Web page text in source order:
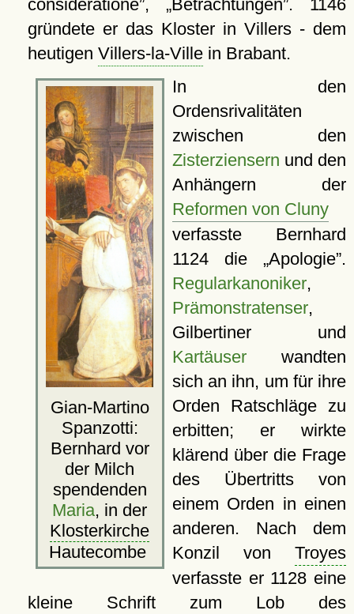
consideratione , Betrachtungen . 1146
gründete er das Kloster in Villers - dem
heutigen Villers-la-Villein Brabant.
Gian-Martino
Spanzotti:
Bernhard vor
der Milch
spendenden
Maria, in der
Klosterkirche
Hautecombe
In den
Ordensrivalitäten
zwischen den
Zisterziensern und den
Anhängern der
Reformen von Cluny
verfasste Bernhard
1124 die
Apologie .
Regularkanoniker,
Prämonstratenser,
Gilbertiner und
Kartäuserwandten
sich an ihn, um für ihre
Orden Ratschläge zu
erbitten; er wirkte
klärend über die Frage
des Übertritts von
einem Orden in einen
anderen. Nach dem
Konzil von Troyes
verfasste er 1128 eine
kleine Schrift zum Lob des